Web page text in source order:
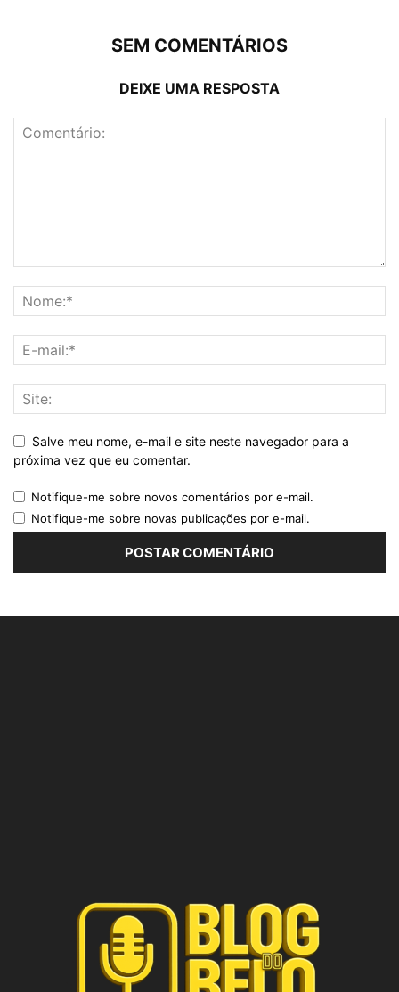
SEM COMENTÁRIOS
DEIXE UMA RESPOSTA
Salve meu nome, e-mail e site neste navegador para a
próxima vez que eu comentar.
Notifique-me sobre novos comentários por e-mail.
Notifique-me sobre novas publicações por e-mail.